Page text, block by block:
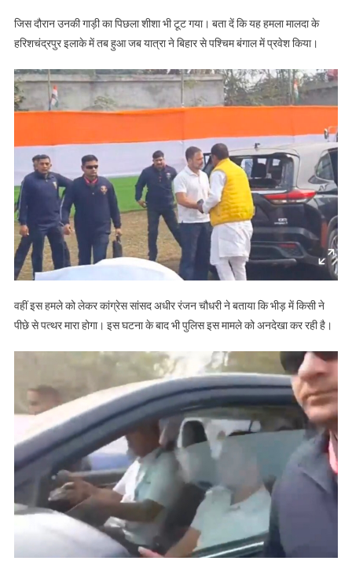
जिस दौरान उनकी गाड़ी का पिछला शीशा भी टूट गया। बता दें कि यह हमला मालदा के
हरिशचंद्रपुर इलाके में तब हुआ जब यात्रा ने बिहार से पश्चिम बंगाल में प्रवेश किया।
वहीं इस हमले को लेकर कांग्रेस सांसद अधीर रंजन चौधरी ने बताया कि भीड़ में किसी ने
पीछे से पत्थर मारा होगा। इस घटना के बाद भी पुलिस इस मामले को अनदेखा कर रही है।